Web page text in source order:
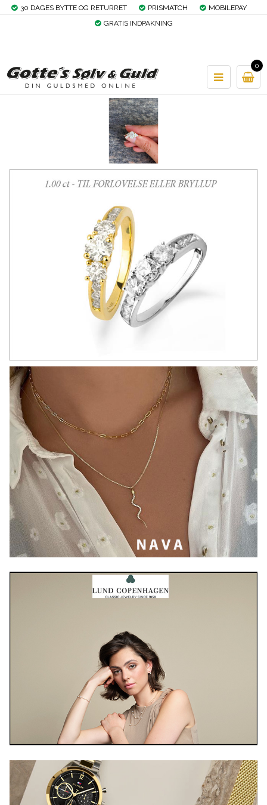
30 DAGES BYTTE OG RETURRET PRISMATCH
MOBILEPAY
GRATIS INDPAKNING
0